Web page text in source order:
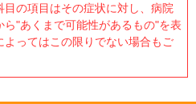
の項目はその症状に対し、病院
"あくまで可能性があるもの"を表
ってはこの限りでない場合もご